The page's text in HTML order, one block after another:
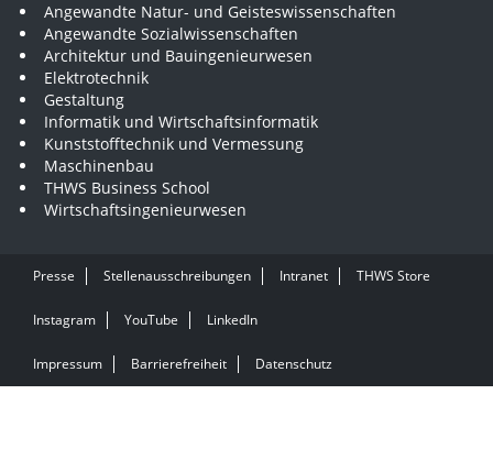
Angewandte Natur- und Geisteswissenschaften
Angewandte Sozialwissenschaften
Architektur und Bauingenieurwesen
Elektrotechnik
Gestaltung
Informatik und Wirtschaftsinformatik
Kunststofftechnik und Vermessung
Maschinenbau
THWS Business School
Wirtschaftsingenieurwesen
Presse Stellenausschreibungen Intranet THWS Store
Instagram YouTube LinkedIn
Impressum Barrierefreiheit Datenschutz